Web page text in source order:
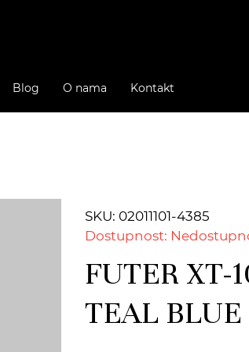
Blog O nama Kontakt
SKU: 02011101-4385
Dostupnost:
FUTER XT-
TEAL BLUE